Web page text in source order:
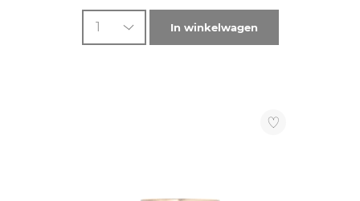
1 In winkelwagen